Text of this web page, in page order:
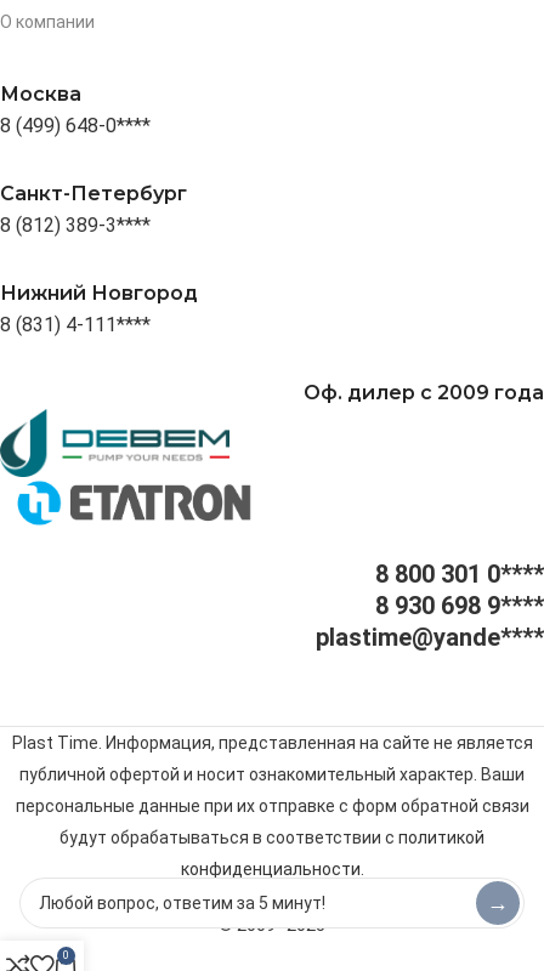
О компании
Москва
8 (499) 648-0****
Санкт-Петербург
8 (812) 389-3****
Нижний Новгород
8 (831) 4-111****
Оф. дилер с 2009 года
8 800 301 0****
8 930 698 9****
plastime@yande****
Plast Time. Информация, представленная на сайте не является
публичной офертой и носит ознакомительный характер. Ваши
персональные данные при их отправке с форм обратной связи
будут обрабатываться в соответствии с политикой
конфиденциальности
© 2009–2025
→
0